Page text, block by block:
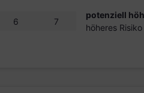
6 7
potenziell
höheres Risiko